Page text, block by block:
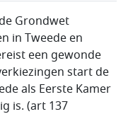
Grondwet
in Tweede en
een gewonde
start de
als Eerste Kamer
is. (art 137